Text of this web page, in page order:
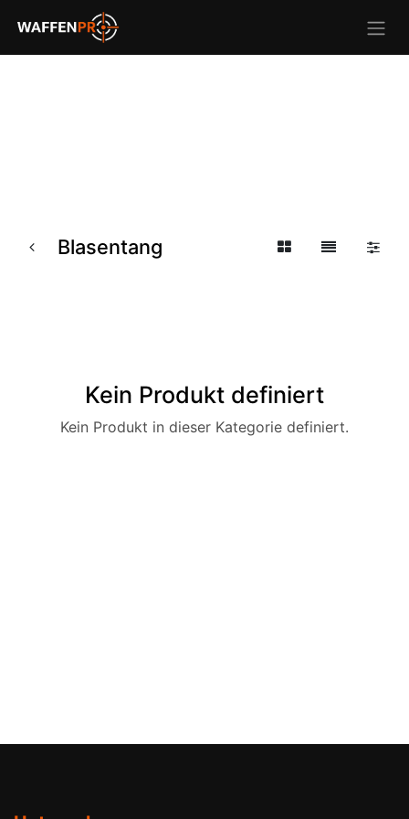
Blasentang
Kein Produkt definiert
Kein Produkt in dieser Kategorie definiert.